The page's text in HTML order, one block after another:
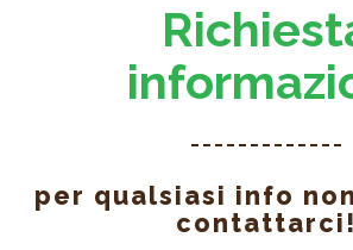
per qualsiasi info
contattarci!